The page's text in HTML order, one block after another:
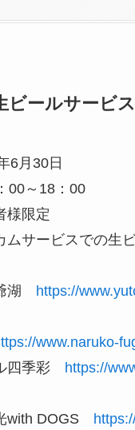
ビールサービ
6月30日
00～18：00
様限定
ムサービスでの生
湖 https://
www.naruko-
四季彩 https://
with DOGS